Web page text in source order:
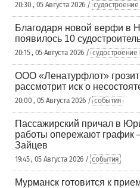
20:30 , 05 Августа 2026 / судостроение
Благодаря новой верфи в
появилось 10
20:15 , 05 Августа 2026 / судостроение
ООО «Ленатурфлот»
рассмотрит иск о
20:00 , 05 Августа 2026 / события
Пассажирский причал в
работы опережают
Зайцев
19:45 , 05 Августа 2026 / события
Мурманск готовится к